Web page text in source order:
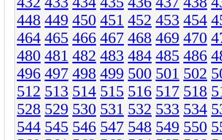
448 449 450 451 452 453 454
464 465 466 467 468 469 470
480 481 482 483 484 485 486
496 497 498 499 500 501 502
512 513 514 515 516 517 518
528 529 530 531 532 533 534
544 545 546 547 548 549 550